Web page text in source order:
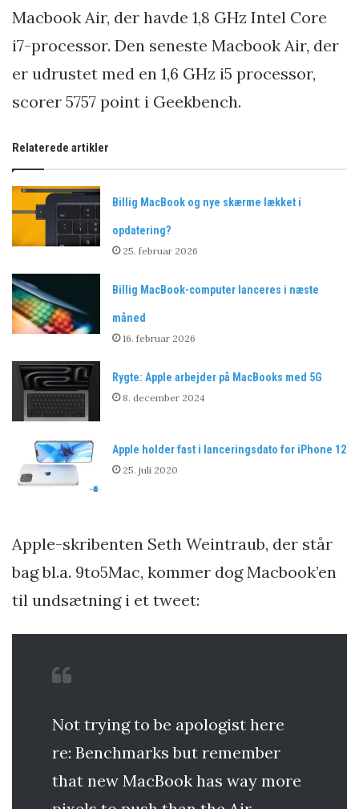
Macbook Air, der havde 1,8 GHz Intel Core
i7-processor. Den seneste Macbook Air, der
er udrustet med en 1,6 GHz i5 processor,
scorer 5757 point i Geekbench.
Relaterede artikler
Billig MacBook og nye skærme lækket i
opdatering?
25. februar 2026
Billig MacBook-computer lanceres i næste
måned
16. februar 2026
Rygte: Apple arbejder på MacBooks med 5G
8. december 2024
Apple holder fast i lanceringsdato for iPhone 12
25. juli 2020
Apple-skribenten Seth Weintraub, der står
bag bl.a. 9to5Mac, kommer dog Macbook’en
til undsætning i et tweet:
Not trying to be apologist here
re: Benchmarks but remember
that new MacBook has way more